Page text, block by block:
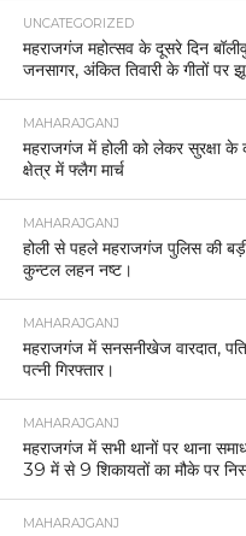
UNCATEGORIZED
महराजगंज महोत्सव के दूसरे दिन
जनसागर, अंकित तिवारी के गीतों पर
MAHARAJGANJ
महराजगंज में होली को लेकर सुरक्षा
क्षेत्र में फ्लैग मार्च
MAHARAJGANJ
होली से पहले महराजगंज पुलिस की बड़ी
कुन्टल लहन नष्ट।
MAHARAJGANJ
महराजगंज में सनसनीखेज वारदात,
पत्नी गिरफ्तार।
MAHARAJGANJ
महराजगंज में सभी थानों पर थाना
39 में से 9 शिकायतों का मौके पर
MAHARAJGANJ